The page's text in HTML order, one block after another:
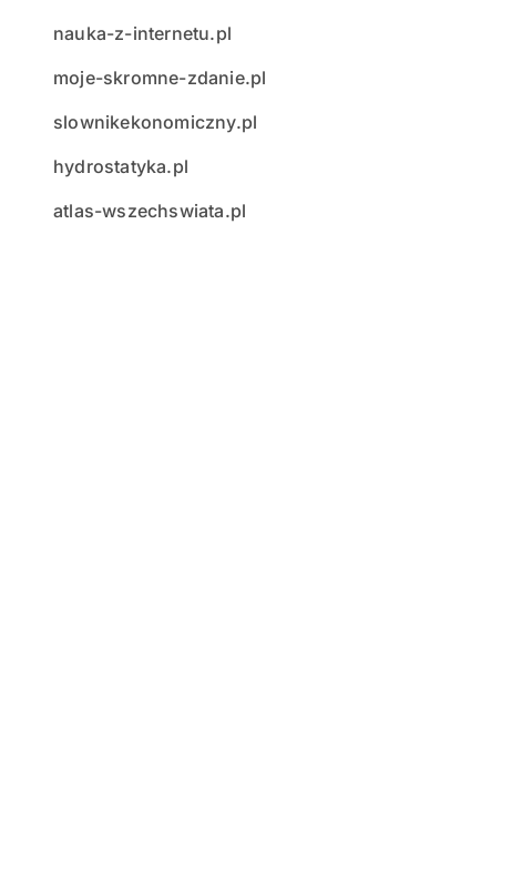
nauka-z-internetu.pl
moje-skromne-zdanie.pl
slownikekonomiczny.pl
hydrostatyka.pl
atlas-wszechswiata.pl